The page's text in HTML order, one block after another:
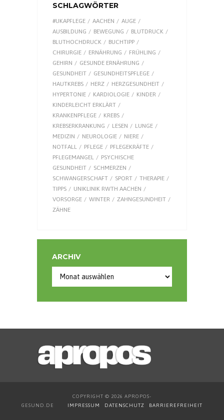
SCHLAGWÖRTER
#UKAPFLEGE AACHEN
AUGE
AUSBILDUNG
BEWEGUNG
BLUTDRUCK
BLUTHOCHDRUCK
BUCHTIPP
CHIRURGIE
ERNÄHRUNG
FRÜHLING
GEHIRN
GESUNDE ERNÄHRUNG
GESUNDHEIT
GESUNDHEITSPFLEGE
HAUTKREBS
HERZ
HERZGESUNDHEIT
HYPERTONIE
KARDIOLOGIE
KINDER
KINDERLEICHT ERKLÄRT
KRANKENPFLEGE
KREBS
KREBSERKRANKUNG
LESEN
LUNGE
MEDIZIN
NEUROLOGIE
NIERE
NOTFALL
PFLEGE
PFLEGEKRÄFTE
PFLEGEMANGEL
PSYCHISCHE
GESUNDHEIT
SCHMERZEN
SCHWANGERSCHAFT
SPORT
THERAPIE
TIPPS
UNIKLINIK RWTH AACHEN
VORSORGE
WINTER
ZAHNGESUNDHEIT
ZÄHNE
ARCHIV
COPYRIGHT © 2026 APROPOS-
GESUND.DE IMPRESSUM DATENSCHUTZ BARRIEREFREIHEIT